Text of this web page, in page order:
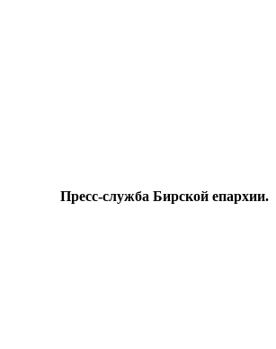
Пресс-служба Бирской епархии.